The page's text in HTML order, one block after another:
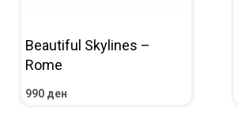
Beautiful Skylines –
Rome
990 ден